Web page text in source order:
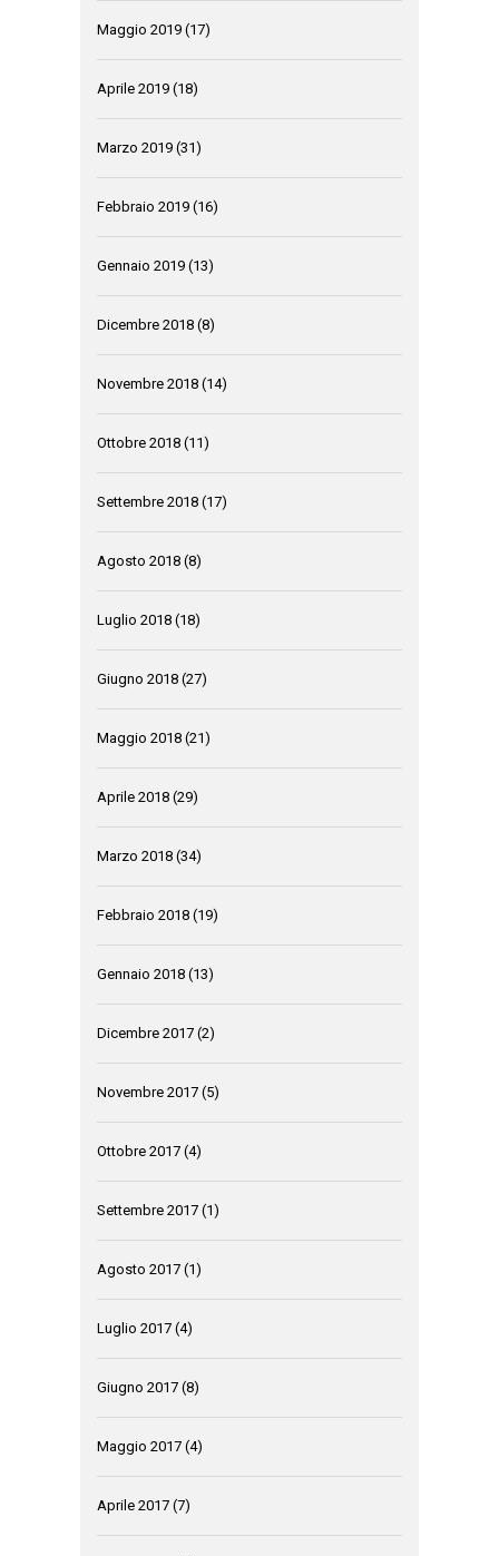
Maggio 2019 (17)
Aprile 2019 (18)
Marzo 2019 (31)
Febbraio 2019 (16)
Gennaio 2019 (13)
Dicembre 2018 (8)
Novembre 2018 (14)
Ottobre 2018 (11)
Settembre 2018 (17)
Agosto 2018 (8)
Luglio 2018 (18)
Giugno 2018 (27)
Maggio 2018 (21)
Aprile 2018 (29)
Marzo 2018 (34)
Febbraio 2018 (19)
Gennaio 2018 (13)
Dicembre 2017 (2)
Novembre 2017 (5)
Ottobre 2017 (4)
Settembre 2017 (1)
Agosto 2017 (1)
Luglio 2017 (4)
Giugno 2017 (8)
Maggio 2017 (4)
Aprile 2017 (7)